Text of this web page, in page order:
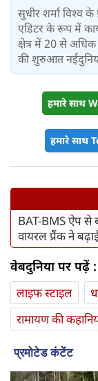
सुधीर शर्मा विश्व के
एडिटर के रूप में
क्षेत्र में 20 से
की शुरुआत
हमारे साथ
हमारे साथ
BAT-BMS ऐप से
वायरल प्रैंक ने
वेबदुनिया पर पढ़ें :
लाइफ स्‍टाइल
रामायण की